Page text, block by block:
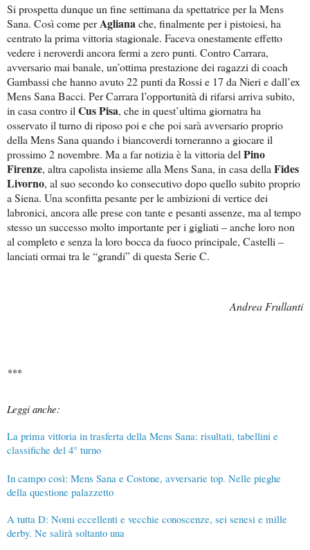
Si prospetta dunque un fine settimana da spettatrice per la Mens
Sana. Così come perAglianache, finalmente per i pistoiesi, ha
centrato la prima vittoria stagionale. Faceva onestamente effetto
vedere i neroverdi ancora fermi a zero punti. Contro Carrara,
avversario mai banale, un’ottima prestazione dei ragazzi di coach
Gambassi che hanno avuto 22 punti da Rossi e 17 da Nieri e dall’ex
Mens Sana Bacci. Per Carrara l’opportunità di rifarsi arriva subito,
in casa contro il Cus Pisa, che in quest’ultima giornatra ha
osservato il turno di riposo poi e che poi sarà avversario proprio
della Mens Sana quando i biancoverdi torneranno a giocare il
prossimo 2 novembre. Ma a far notizia è la vittoria del Pino
Firenze, altra capolista insieme alla Mens Sana, in casa della Fides
Livorno, al suo secondo ko consecutivo dopo quello subito proprio
a Siena. Una sconfitta pesante per le ambizioni di vertice dei
labronici, ancora alle prese con tante e pesanti assenze, ma al tempo
stesso un successo molto importante per i gigliati – anche loro non
al completo e senza la loro bocca da fuoco principale, Castelli –
lanciati ormai tra le “grandi” di questa Serie C.
Andrea Frullanti
***
Leggi anche:
La prima vittoria in trasferta della Mens Sana: risultati, tabellini e
classifiche del 4° turno
In campo così: Mens Sana e Costone, avversarie top. Nelle pieghe
della questione palazzetto
A tutta D: Nomi eccellenti e vecchie conoscenze, sei senesi e mille
derby. Ne salirà soltanto una